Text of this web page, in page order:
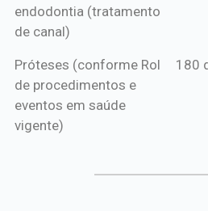
endodontia (tratamento
de canal)
Próteses (conforme Rol
de procedimentos e
eventos em saúde
vigente)
180